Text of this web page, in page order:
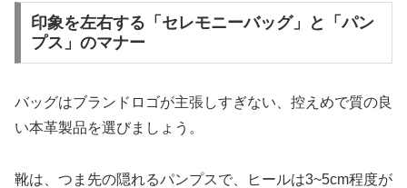
印象を左右する「セレモニーバッグ」と「パン
プス」のマナー
バッグはブランドロゴが主張しすぎない、控えめで質の良
い本革製品を選びましょう。
靴は、つま先の隠れるパンプスで、ヒールは3~5cm程度が